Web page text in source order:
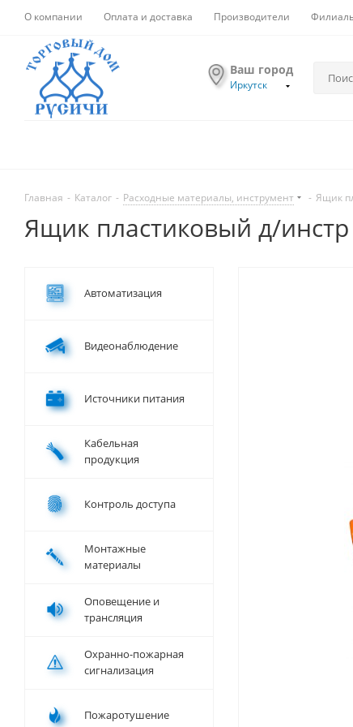
О компании Оплата и доставка Производители
Ваш город
Иркутск
Главная - Каталог - Расходные материалы, инструмент - Ящик
Ящик пластиковый д/инстр
Автоматизация
Видеонаблюдение
Источники питания
Кабельная
продукция
Контроль доступа
Монтажные
материалы
Оповещение и
трансляция
Охранно-пожарная
сигнализация
Пожаротушение